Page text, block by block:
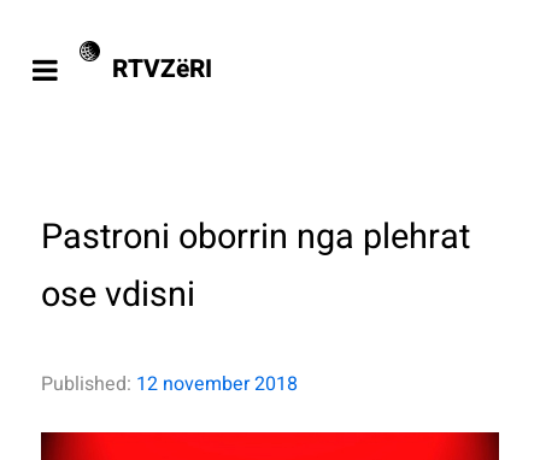
RTVZëRI
Pastroni oborrin nga plehrat
ose vdisni
Published: 12 november 2018